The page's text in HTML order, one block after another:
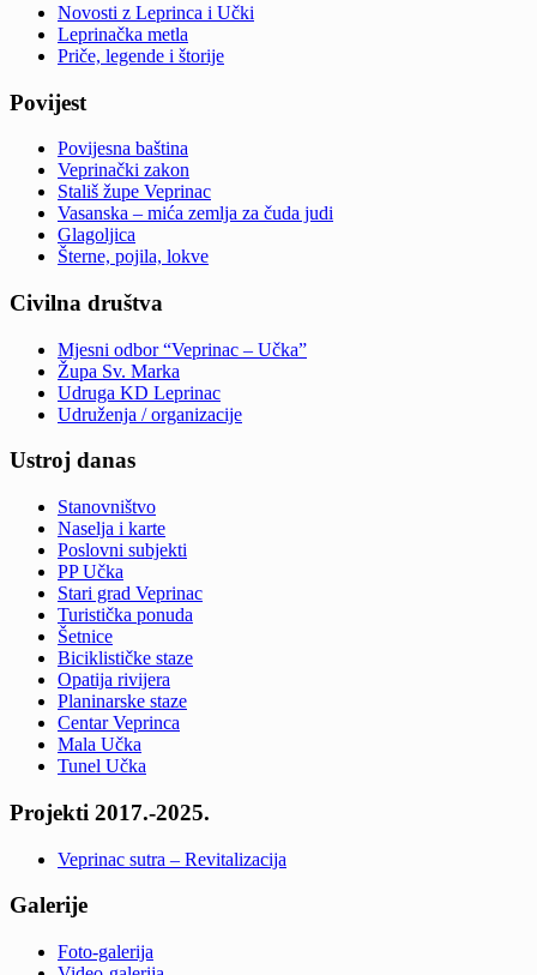
Novosti z Leprinca i Učki
Leprinačka metla
Priče, legende i štorije
Povijest
Povijesna baština
Veprinački zakon
Stališ župe Veprinac
Vasanska – mića zemlja za čuda judi
Glagoljica
Šterne, pojila, lokve
Civilna društva
Mjesni odbor “Veprinac – Učka”
Župa Sv. Marka
Udruga KD Leprinac
Udruženja / organizacije
Ustroj danas
Stanovništvo
Naselja i karte
Poslovni subjekti
PP Učka
Stari grad Veprinac
Turistička ponuda
Šetnice
Biciklističke staze
Opatija rivijera
Planinarske staze
Centar Veprinca
Mala Učka
Tunel Učka
Projekti 2017.-2025.
Veprinac sutra – Revitalizacija
Galerije
Foto-galerija